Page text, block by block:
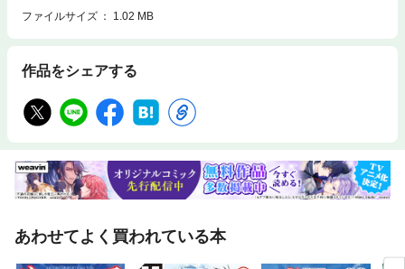
ファイルサイズ
1.02 MB
作品をシェアする
あわせてよく買われている本